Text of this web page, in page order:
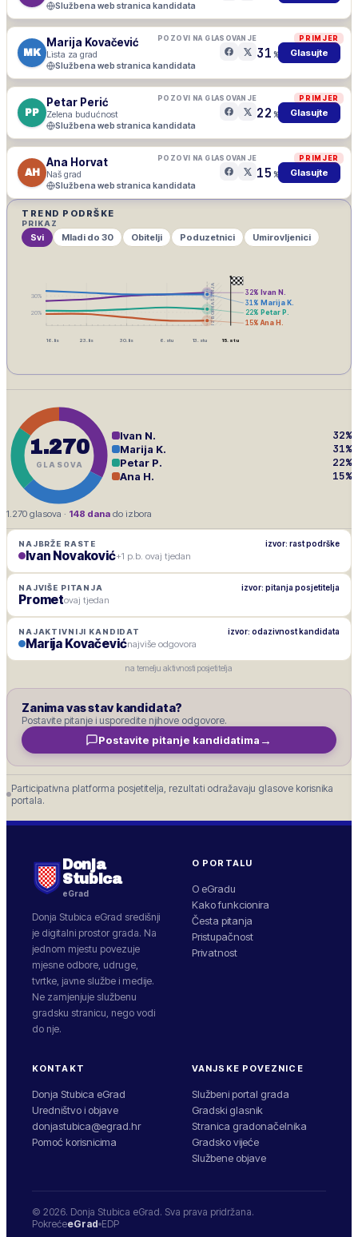
Službena web stranica kandidata
PRIMJER
MK
Marija Kovačević
Lista za grad
POZOVI NA GLASOVANJE
Službena web stranica kandidata
31 % Glasujte
PRIMJER
PP
Petar Perić
Zelena budućnost
POZOVI NA GLASOVANJE
Službena web stranica kandidata
22 % Glasujte
PRIMJER
AH
Ana Horvat
Naš grad
POZOVI NA GLASOVANJE
Službena web stranica kandidata
15 % Glasujte
TREND PODRŠKE
PRIKAZ
Svi Mladi do 30 Obitelji Poduzetnici Umirovljenici
IZBORNA ŠUTNJA
20%
30% 32% Ivan N.
31% Marija K.
22% Petar P.
15% Ana H.
16. lis 23. lis 30. lis 6. stu 13. stu 15. stu
1.270
GLASOVA
Ivan N. 32%
Marija K. 31%
Petar P. 22%
Ana H. 15%
1.270 glasova · 148 dana do izbora
NAJBRŽE RASTE izvor: rast podrške
Ivan Novaković+1 p.b. ovaj tjedan
NAJVIŠE PITANJA izvor: pitanja posjetitelja
Prometovaj tjedan
NAJAKTIVNIJI KANDIDAT izvor: odazivnost kandidata
Marija Kovačevićnajviše odgovora
na temelju aktivnosti posjetitelja
Zanima vas stav kandidata?
Postavite pitanje i usporedite njihove odgovore.
Postavite pitanje kandidatima →
Participativna platforma posjetitelja, rezultati odražavaju glasove korisnika
portala.
Donja
Stubica
eGrad
Donja Stubica eGrad središnji
je digitalni prostor grada. Na
jednom mjestu povezuje
mjesne odbore, udruge,
tvrtke, javne službe i medije.
Ne zamjenjuje službenu
gradsku stranicu, nego vodi
do nje.
O PORTALU
O eGradu
Kako funkcionira
Česta pitanja
Pristupačnost
Privatnost
KONTAKT
Donja Stubica eGrad
Uredništvo i objave
donjastubica@egrad.hr
Pomoć korisnicima
VANJSKE POVEZNICE
Službeni portal grada
Gradski glasnik
Stranica gradonačelnika
Gradsko vijeće
Službene objave
© 2026. Donja Stubica eGrad. Sva prava pridržana.
PokrećeeGrad EDP